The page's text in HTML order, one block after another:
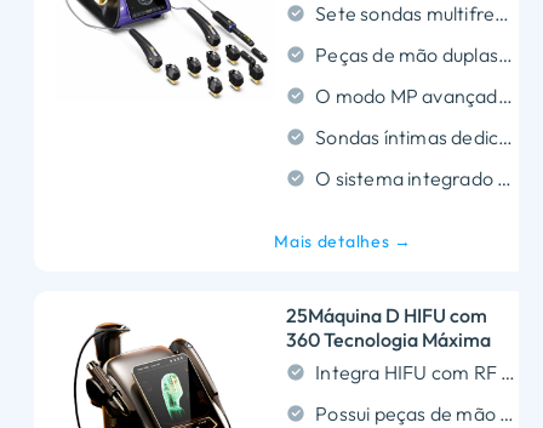
Sete sondas multifrequência atingem com precisão cada camada da pele, desde a epiderme até a fáscia SMAS.
Peças de mão duplas fornecem ultrassom focado em uma faixa de profundidade de tratamento de 1,5 mm a 16,0 mm.
O modo MP avançado permite o fornecimento simultâneo de energia multiponto para estimulação maximizada do colágeno.
Sondas íntimas dedicadas de 3,0 mm e 4,5 mm restauram a elasticidade do tecido submucoso e fascial.
O sistema integrado de detecção de airbag mede objetivamente a flacidez vaginal antes do tratamento.
Mais detalhes →
25Máquina D HIFU com
360 Tecnologia Máxima
Integra HIFU com RF e EMS para um rejuvenescimento abrangente da pele em múltiplas camadas.
Possui peças de mão giratórias de 360° para garantir uma cobertura precisa e livre de pontos cegos.